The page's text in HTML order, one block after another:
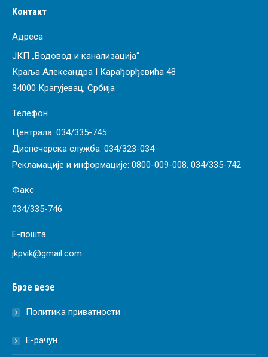
Контакт
Адреса
ЈКП „Водовод и канализација“
Краља Александра I Карађорђевића 48
34000 Крагујевац, Србија
Телефон
Централа: 034/335-745
Диспечерска служба: 034/323-034
Рекламације и информације: 0800-009-008, 034/335-742
Факс
034/335-746
Е-пошта
jkpvik@gmail.com
Брзе везе
Политика приватности
Е-рачун